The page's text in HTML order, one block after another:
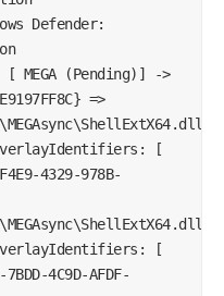
Defender:
MEGA (Pending)] ->
=>
[
4329-978B-
[
4C9D-AFDF-